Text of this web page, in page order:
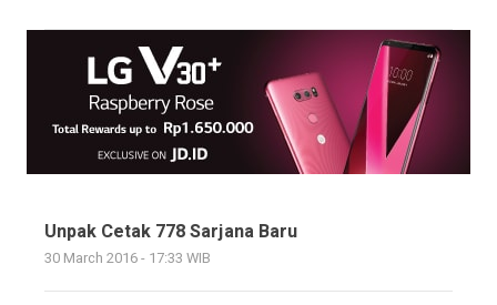
Unpak Cetak 778 Sarjana Baru
30 March 2016 - 17:33 WIB